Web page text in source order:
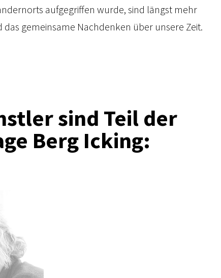
aufgegriffen wurde, sind längst mehr
gemeinsame Nachdenken über unsere Zeit.
sind Teil der
Berg Icking: